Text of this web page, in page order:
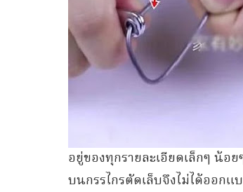
อยู่ของทุกรายละเอียดเล็กๆ น้
บนกรรไกรตัดเล็บจึงไม่ได้ออก